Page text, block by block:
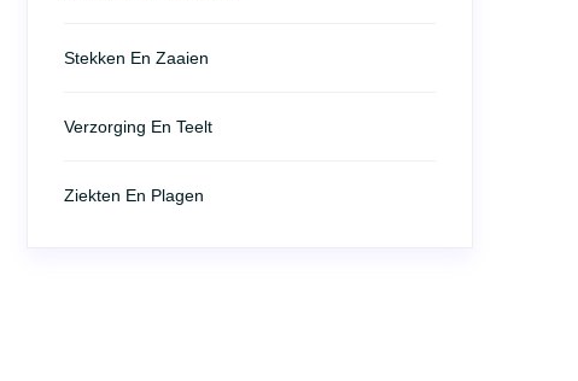
Stekken En Zaaien
Verzorging En Teelt
Ziekten En Plagen